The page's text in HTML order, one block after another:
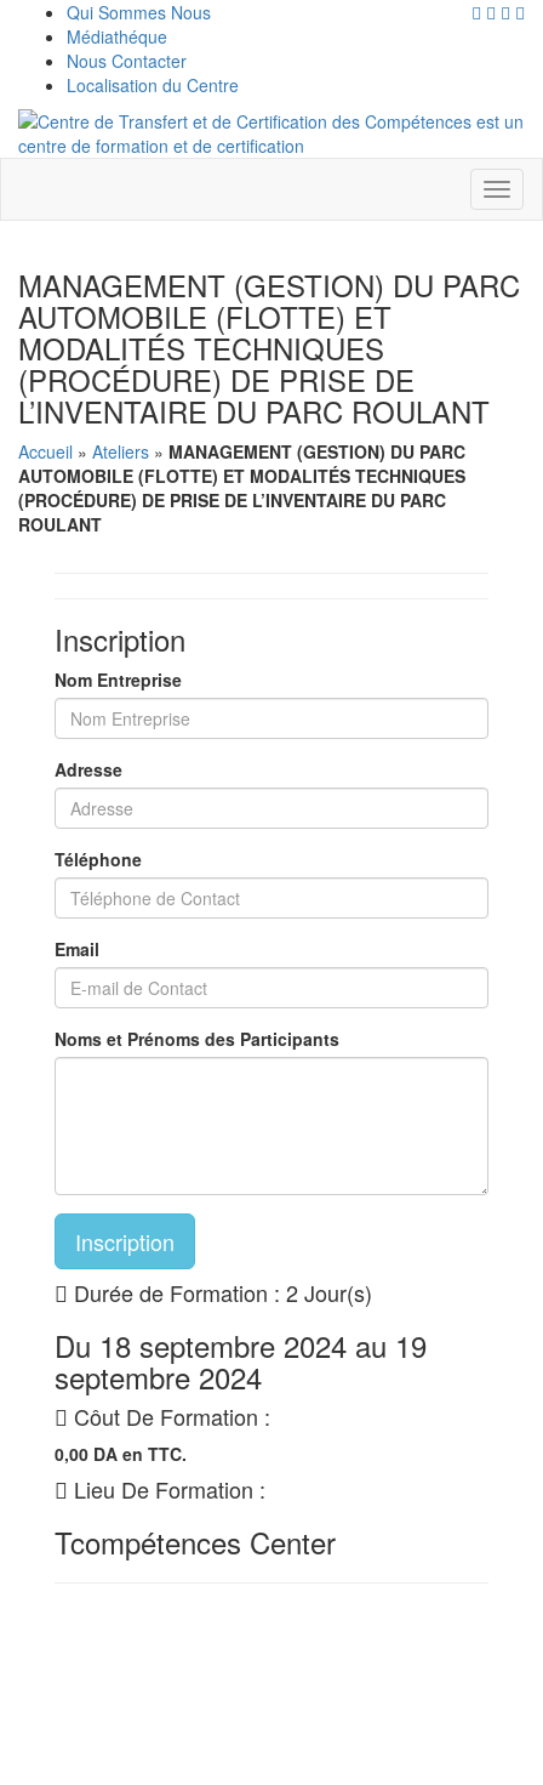
Qui Sommes Nous
Médiathéque
Nous Contacter
Localisation du Centre
MANAGEMENT (GESTION) DU PARC
AUTOMOBILE (FLOTTE) ET
MODALITÉS TECHNIQUES
(PROCÉDURE) DE PRISE DE
L’INVENTAIRE DU PARC ROULANT
Accueil » Ateliers » MANAGEMENT (GESTION) DU PARC
AUTOMOBILE (FLOTTE) ET MODALITÉS TECHNIQUES
(PROCÉDURE) DE PRISE DE L’INVENTAIRE DU PARC
ROULANT
Inscription
Nom Entreprise
Adresse
Téléphone
Email
Noms et Prénoms des Participants
Inscription
Durée de Formation : 2 Jour(s)
Du 18 septembre 2024 au 19
septembre 2024
Côut De Formation :
0,00 DA en TTC.
Lieu De Formation :
Tcompétences Center